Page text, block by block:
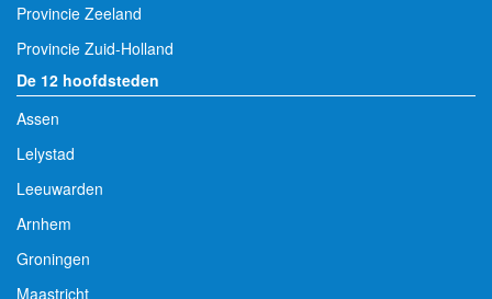
Provincie Zeeland
Provincie Zuid-Holland
De 12 hoofdsteden
Assen
Lelystad
Leeuwarden
Arnhem
Groningen
Maastricht